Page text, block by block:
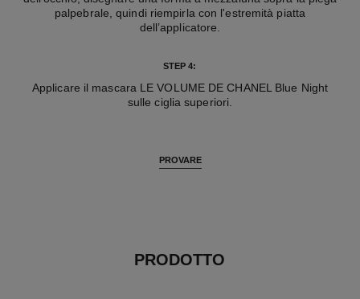
palpebrale, quindi riempirla con l'estremità piatta
dell’applicatore.
STEP 4:
Applicare il mascara LE VOLUME DE CHANEL Blue Night
sulle ciglia superiori.
PROVARE
PRODOTTO